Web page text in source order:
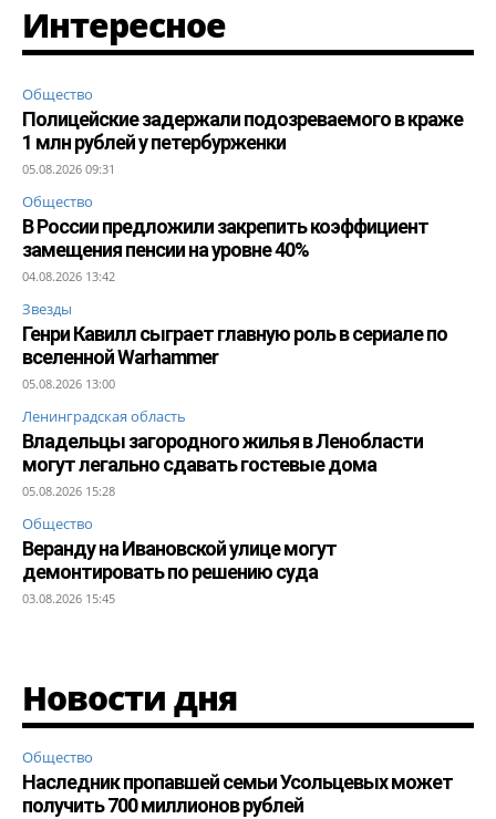
Интересное
Общество
Полицейские задержали подозреваемого в краже
1 млн рублей у петербурженки
05.08.2026 09:31
Общество
В России предложили закрепить коэффициент
замещения пенсии на уровне 40%
04.08.2026 13:42
Звезды
Генри Кавилл сыграет главную роль в сериале по
вселенной Warhammer
05.08.2026 13:00
Ленинградская область
Владельцы загородного жилья в Ленобласти
могут легально сдавать гостевые дома
05.08.2026 15:28
Общество
Веранду на Ивановской улице могут
демонтировать по решению суда
03.08.2026 15:45
Новости дня
Общество
Наследник пропавшей семьи Усольцевых может
получить 700 миллионов рублей